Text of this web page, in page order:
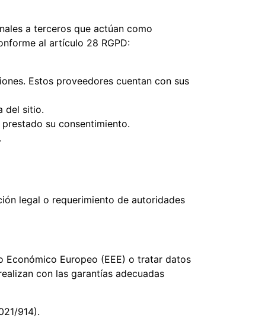
a terceros que actúan como
al artículo 28 RGPD:
Estos proveedores cuentan con sus
del sitio.
su consentimiento.
legal o requerimiento de autoridades
Europeo (EEE) o tratar datos
con las garantías adecuadas
914).